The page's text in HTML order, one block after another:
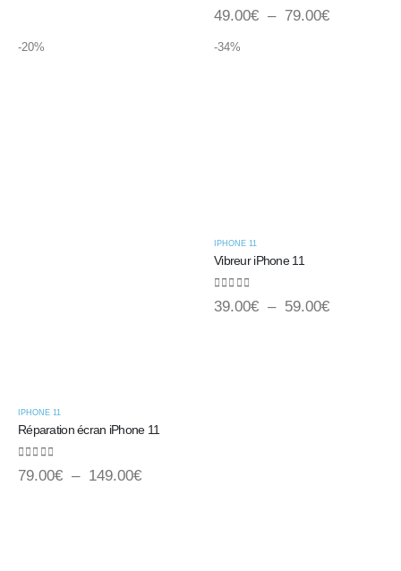
0sur 5
49.00€ – 79.00€
-20%
IPHONE 11
Réparation écran iPhone 11
0sur 5
79.00€ – 149.00€
-34%
IPHONE 11
Vibreur iPhone 11
0 sur 5
39.00€ – 59.00€